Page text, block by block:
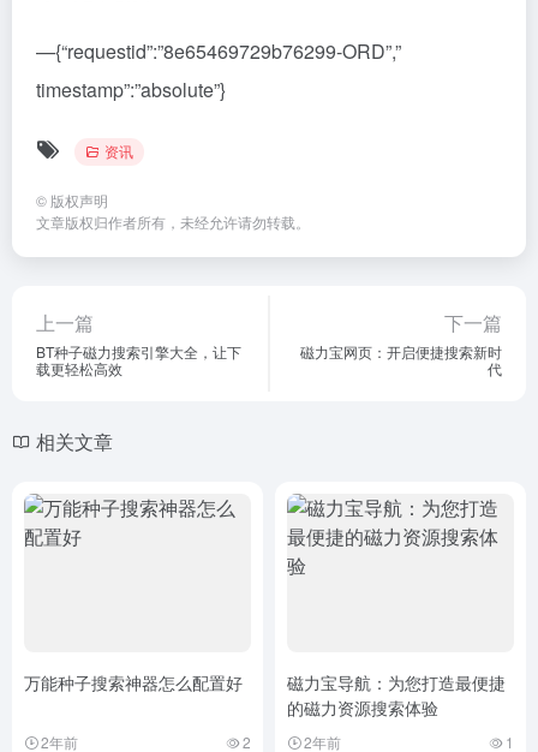
—{“requestid”:”8e65469729b76299-ORD”,”
timestamp”:”absolute”}
资讯
© 版权声明
文章版权归作者所有，未经允许请勿转载。
上一篇
BT种子磁力搜索引擎大全，让下
载更轻松高效
下一篇
磁力宝网页：开启便捷搜索新时
代
相关文章
万能种子搜索神器怎么配置好
2年前 2
磁力宝导航：为您打造最便捷
的磁力资源搜索体验
2年前 1